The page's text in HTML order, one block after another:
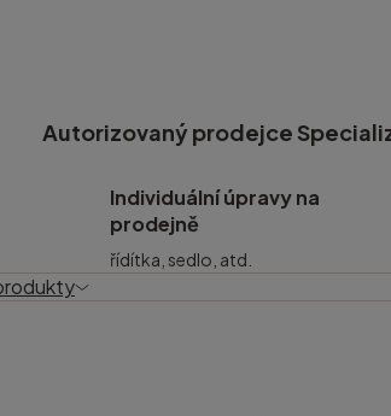
Autorizovaný prodejce
Individuální úpravy na
prodejně
řídítka, sedlo, atd.